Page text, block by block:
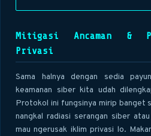
Mitigasi Ancaman &
Privasi
Sama halnya dengan sedia
keamanan siber kita udah
Protokol ini fungsinya mirip banget
nangkal radiasi serangan siber
mau ngerusak iklim privasi lo.